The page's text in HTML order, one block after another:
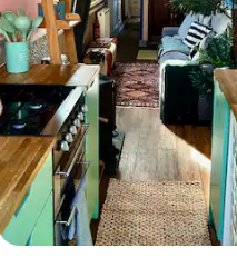
만점), 후기 113개